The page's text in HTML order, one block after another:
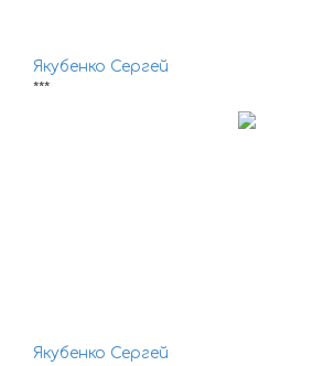
Якубенко Сергей
***
Якубенко Сергей